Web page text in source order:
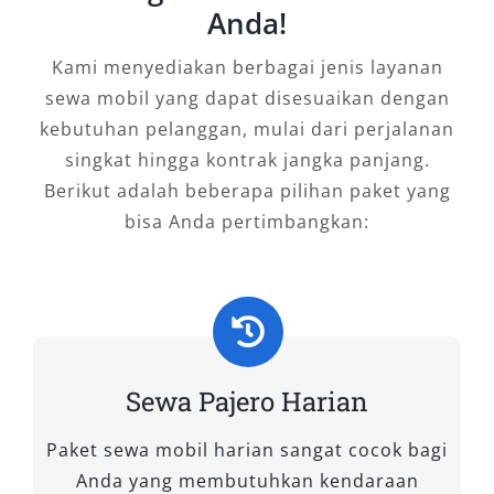
keluarga, hingga ekspedisi ke medan yang
menantang. Di Salsa Wisata, kami menyediakan
berbagai tipe Pajero 4×4 dan 4×2 yang bisa
disesuaikan dengan kebutuhan Anda. Berikut
penjelasan lengkapnya.
A. Tipe Pajero 4×4: Untuk Medan
Ekstrem dan Performa Maksimal
1. Pajero GLX MT 4×4
Dilengkapi transmisi manual dan sistem
penggerak empat roda, GLX MT 4×4 adalah
melintasi medan menanjak, berlumpur, atau
Anda!
Kami menyediakan berbagai jenis layanan
sewa mobil yang dapat disesuaikan dengan
kebutuhan pelanggan, mulai dari perjalanan
singkat hingga kontrak jangka panjang.
Berikut adalah beberapa pilihan paket yang
bisa Anda pertimbangkan:
Sewa Pajero Harian
Paket sewa mobil harian sangat cocok bagi
Anda yang membutuhkan kendaraan